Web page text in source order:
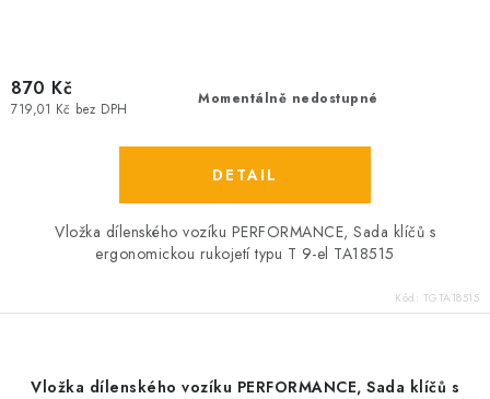
Momentálně nedostupné
719,01 Kč bez DPH
870 Kč
Vložka dílenského vozíku PERFORMANCE, Sada klíčů s
ergonomickou rukojetí typu T 9-el TA18515
Kód: TGTA18515
Vložka dílenského vozíku PERFORMANCE, Sada klíčů s